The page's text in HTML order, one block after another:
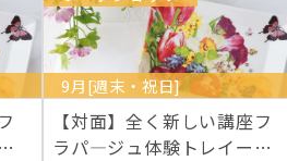
9月[週末・祝日]
【対面】全く新しい講座フ
ラパ―ジュ体験トレイー２